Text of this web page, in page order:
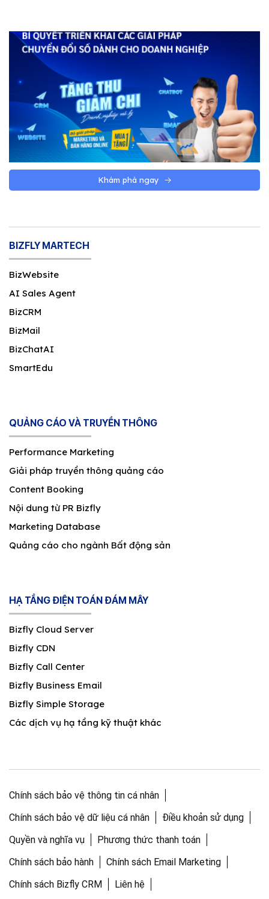
Khám phá ngay
BIZFLY MARTECH
BizWebsite
AI Sales Agent
BizCRM
BizMail
BizChatAI
SmartEdu
QUẢNG CÁO VÀ TRUYỀN THÔNG
Performance Marketing
Giải pháp truyền thông quảng cáo
Content Booking
Nội dung từ PR Bizfly
Marketing Database
Quảng cáo cho ngành Bất động sản
HẠ TẦNG ĐIỆN TOÁN ĐÁM MÂY
Bizfly Cloud Server
Bizfly CDN
Bizfly Call Center
Bizfly Business Email
Bizfly Simple Storage
Các dịch vụ hạ tầng kỹ thuật khác
Chính sách bảo vệ thông tin cá nhân
Chính sách bảo vệ dữ liệu cá nhân
Điều khoản sử dụng
Quyền và nghĩa vụ
Phương thức thanh toán
Chính sách bảo hành
Chính sách Email Marketing
Chính sách Bizfly CRM
Liên hệ